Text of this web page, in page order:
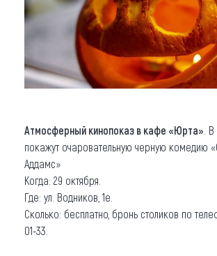
Атмосферный кинопоказ в кафе «Юрта» .
покажут очаровательную черную комедию
Аддамс»
Когда: 29 октября.
Где: ул. Водников, 1е.
Сколько: бесплатно, бронь столиков по
01-33.